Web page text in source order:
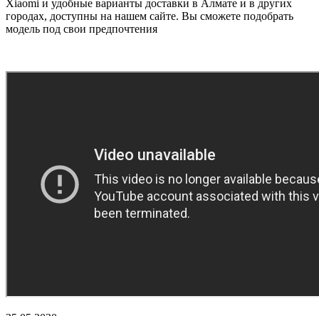
Xiaomi и удобные варианты доставки в Алмате и в других
городах, доступны на нашем сайте. Вы сможете подобрать
модель под свои предпочтения